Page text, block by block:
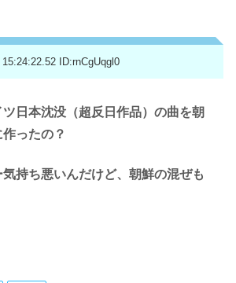
ID:rnCgUqgl0
日本沈没（超反日作品）の曲を朝
ったの？
気持ち悪いんだけど、朝鮮の混ぜも